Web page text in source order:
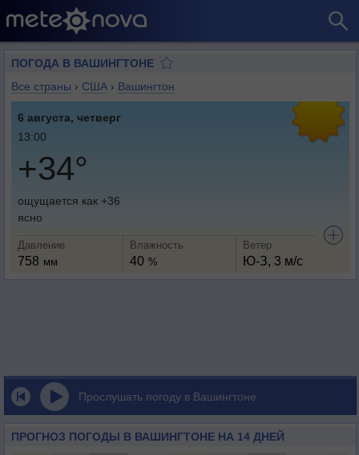
ПОГОДА В ВАШИНГТОНЕ
Все страны › США › Вашингтон
6 августа, четверг
13:00
+34°
ощущается как +36
ясно
Давление
758 мм
Влажность
40 %
Ветер
Ю-З, 3 м/с
Прослушать погоду в Вашингтоне
ПРОГНОЗ ПОГОДЫ В ВАШИНГТОНЕ НА 14 ДНЕЙ